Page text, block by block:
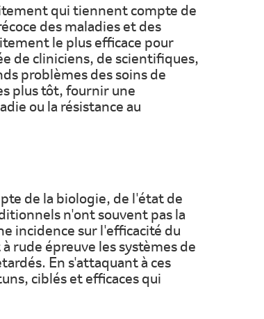
qui tiennent compte de
des maladies et des
le plus efficace pour
de cliniciens, de scientifiques,
problèmes des soins de
plus tôt, fournir une
ou la résistance au
de la biologie, de l'état de
n'ont souvent pas la
incidence sur l'efficacité du
rude épreuve les systèmes de
En s'attaquant à ces
ciblés et efficaces qui